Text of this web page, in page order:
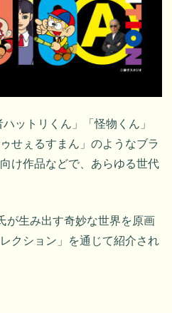
ットリくん」「怪物くん」
せぇるすまん」のようなブラ
け作品などで、あらゆる世代
が生み出す奇妙な世界を原画
クション」を通じて紹介され